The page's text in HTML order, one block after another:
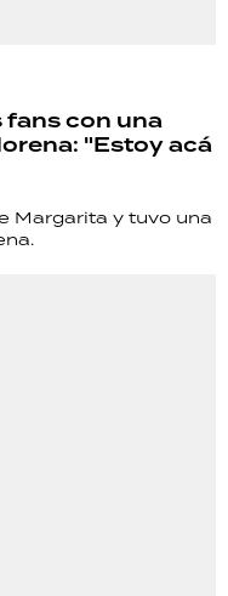
fans con una
"Estoy acá
Margarita y tuvo una